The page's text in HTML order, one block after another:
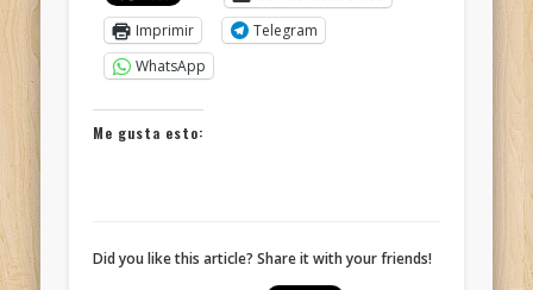
Imprimir
Telegram
WhatsApp
Me gusta esto:
Did you like this article? Share it with your friends!